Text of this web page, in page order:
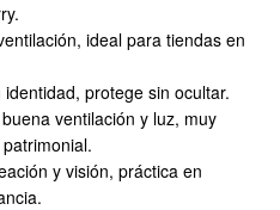
ideal para tiendas en
protege sin ocultar.
ventilación y luz, muy
y visión, práctica en